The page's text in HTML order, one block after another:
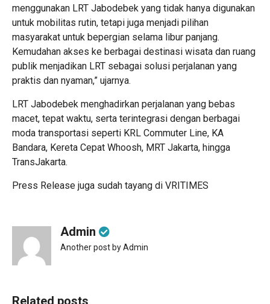
menggunakan LRT Jabodebek yang tidak hanya digunakan
untuk mobilitas rutin, tetapi juga menjadi pilihan
masyarakat untuk bepergian selama libur panjang.
Kemudahan akses ke berbagai destinasi wisata dan ruang
publik menjadikan LRT sebagai solusi perjalanan yang
praktis dan nyaman,” ujarnya.
LRT Jabodebek menghadirkan perjalanan yang bebas
macet, tepat waktu, serta terintegrasi dengan berbagai
moda transportasi seperti KRL Commuter Line, KA
Bandara, Kereta Cepat Whoosh, MRT Jakarta, hingga
TransJakarta.
Press Release juga sudah tayang di VRITIMES
Admin
Another post by Admin
Related posts